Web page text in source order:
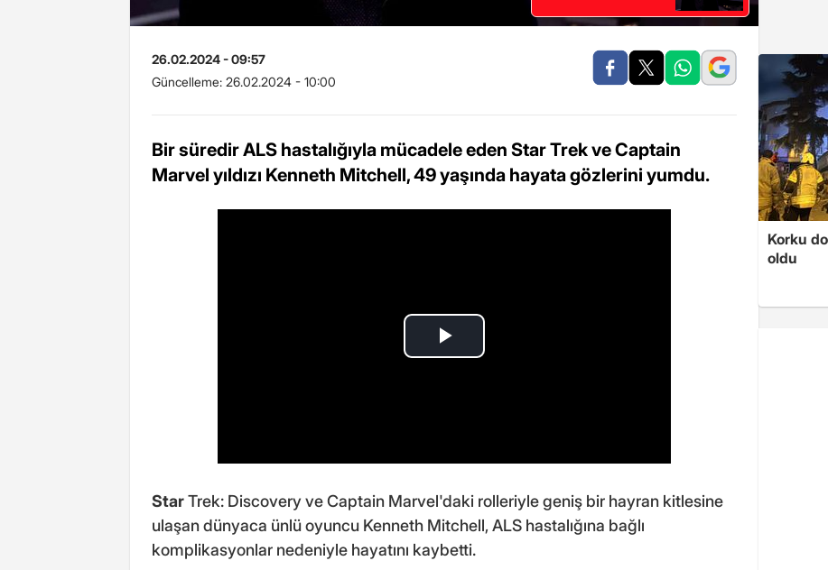
26.02.2024 - 09:57
Güncelleme: 26.02.2024 - 10:00
Bir süredir ALS hastalığıyla mücadele eden Star Trek ve Captain
Marvel yıldızı Kenneth Mitchell, 49 yaşında hayata gözlerini yumdu.
StarTrek: Discovery ve Captain Marvel'daki rolleriyle geniş bir hayran kitlesine
ulaşan dünyaca ünlü oyuncu Kenneth Mitchell, ALS hastalığına bağlı
komplikasyonlar nedeniyle hayatını kaybetti.
Korku
oldu